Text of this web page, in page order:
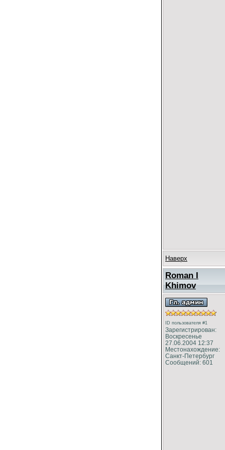
Наверх
Roman I
Khimov
ID пользователя #1
Зарегистрирован:
Воскресенье
27.06.2004 12:37
Местонахождение:
Санкт-Петербург
Сообщений: 601